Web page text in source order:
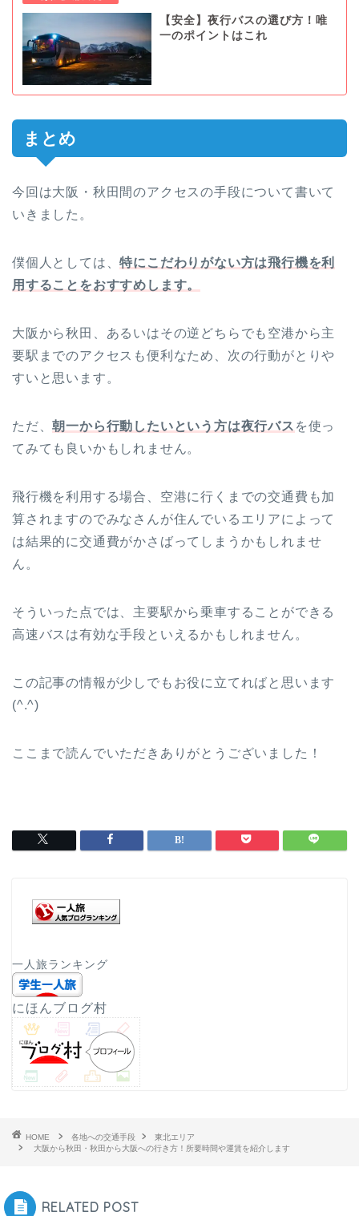
【安全】夜行バスの選び方！唯
一のポイントはこれ
まとめ
今回は大阪・秋田間のアクセスの手段について書いて
いきました。
僕個人としては、特にこだわりがない方は飛行機を利
用することをおすすめします。
大阪から秋田、あるいはその逆どちらでも空港から主
要駅までのアクセスも便利なため、次の行動がとりや
すいと思います。
ただ、朝一から行動したいという方は夜行バス を使っ
てみても良いかもしれません。
飛行機を利用する場合、空港に行くまでの交通費も加
算されますのでみなさんが住んでいるエリアによって
は結果的に交通費がかさばってしまうかもしれませ
ん。
そういった点では、主要駅から乗車することができる
高速バスは有効な手段といえるかもしれません。
この記事の情報が少しでもお役に立てればと思います
(^.^)
ここまで読んでいただきありがとうございました！
一人旅ランキング
にほんブログ村
HOME 各地への交通手段
東北エリア
大阪から秋田・秋田から大阪への行き方！所要時間や運賃を紹介します
RELATED POST